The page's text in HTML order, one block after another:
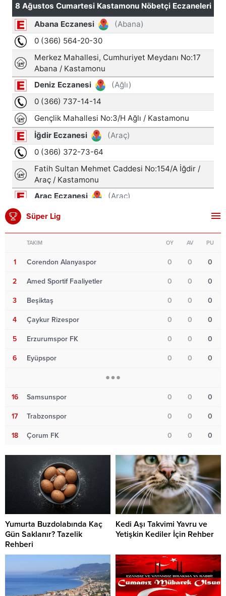
Süper Lig
TAKIM OY AV PU
1 Corendon Alanyaspor 0 0 0
2 Amed Sportif Faaliyetler 0 0 0
3 Beşiktaş 0 0 0
4 Çaykur Rizespor 0 0 0
5 Erzurumspor FK 0 0 0
6 Eyüpspor 0 0 0
16 Samsunspor 0 0 0
17 Trabzonspor 0 0 0
18 Çorum FK 0 0 0
Yumurta Buzdolabında Kaç
Gün Saklanır? Tazelik
Rehberi
Kedi Aşı Takvimi Yavru ve
Yetişkin Kediler İçin Rehber